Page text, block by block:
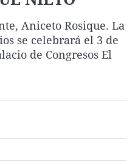
Gente viajera
Como el perro y el
Retornados
Equipo de
Galicia
La Rioja
Televisión
Elecciones
Aniceto Rosique. La
se celebrará el 3 de
de Congresos El